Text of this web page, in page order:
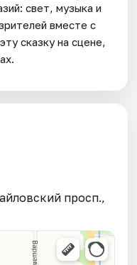
свет, музыка и
вместе с
сказку на сцене,
просп.,